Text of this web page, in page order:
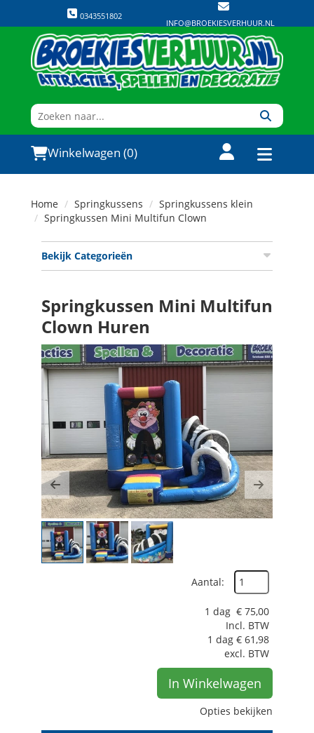
0343551802
INFO@BROEKIESVERHUUR.NL
Winkelwagen (0)
Home Springkussens
Springkussens klein
Springkussen Mini Multifun Clown
Bekijk Categorieën
Springkussen Mini Multifun
Clown Huren
Previous Next
Aantal:
1 dag € 75,00
Incl. BTW
1 dag € 61,98
excl. BTW
In Winkelwagen
Opties bekijken